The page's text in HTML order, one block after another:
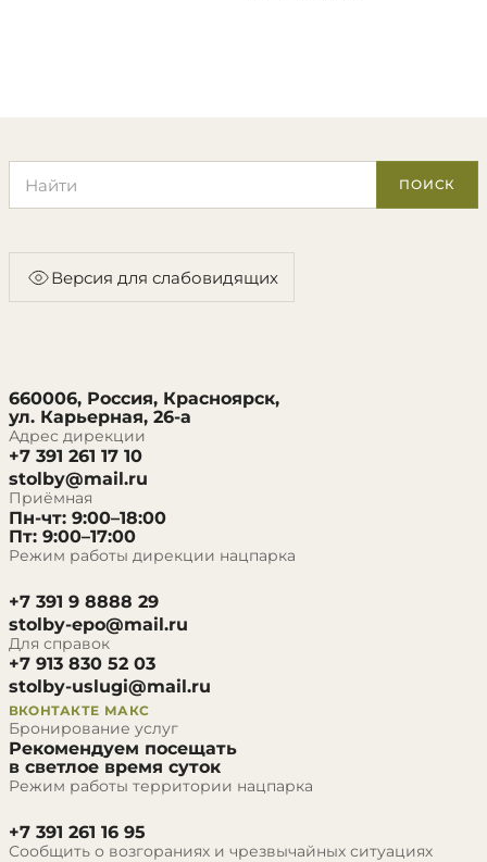
ПОИСК
Версия для слабовидящих
660006, Россия, Красноярск,
ул. Карьерная, 26-а
Адрес дирекции
+7 391 261 17 10
stolby@mail.ru
Приёмная
Пн-чт: 9:00–18:00
Пт: 9:00–17:00
Режим работы дирекции нацпарка
+7 391 9 8888 29
stolby-epo@mail.ru
Для справок
+7 913 830 52 03
stolby-uslugi@mail.ru
ВКОНТАКТЕ МАКС
Бронирование услуг
Рекомендуем посещать
в светлое время суток
Режим работы территории нацпарка
+7 391 261 16 95
Сообщить о возгораниях и чрезвычайных ситуациях